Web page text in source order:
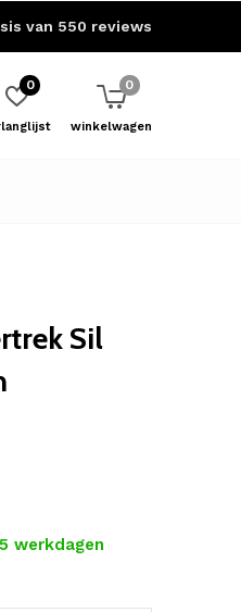
0
winkelwagen
0
van 550 reviews
Sil
werkdagen